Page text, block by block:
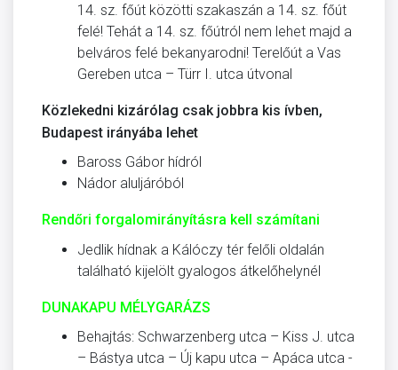
14. sz. főút közötti szakaszán a 14. sz. főút
felé! Te­hát a 14. sz. főútról nem lehet majd a
belváros felé bekanyarodni! Terelőút a Vas
Gereben utca – Türr I. utca útvonal
Közlekedni kizárólag csak jobbra kis ívben,
Budapest irányába lehet
Baross Gábor hídról
Nádor aluljáróból
Rendőri forgalomirányításra kell számítani
Jedlik hídnak a Kálóczy tér felőli oldalán
talál­ható kijelölt gyalogos átkelőhelynél
DUNAKAPU MÉLYGARÁZS
Behajtás: Schwarzenberg utca – Kiss J. utca
– Bástya utca – Új kapu utca – Apáca utca -